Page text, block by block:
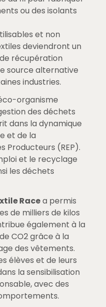
ou des isolants
et non
deviendront un
récupération
source alternative
industries.
organisme
des déchets
dans la dynamique
et de la
Producteurs (REP).
et le recyclage
les déchets
Racea permis
de milliers de kilos
également à la
CO2 grâce à la
des vêtements.
élèves et de leurs
la sensibilisation
avec des